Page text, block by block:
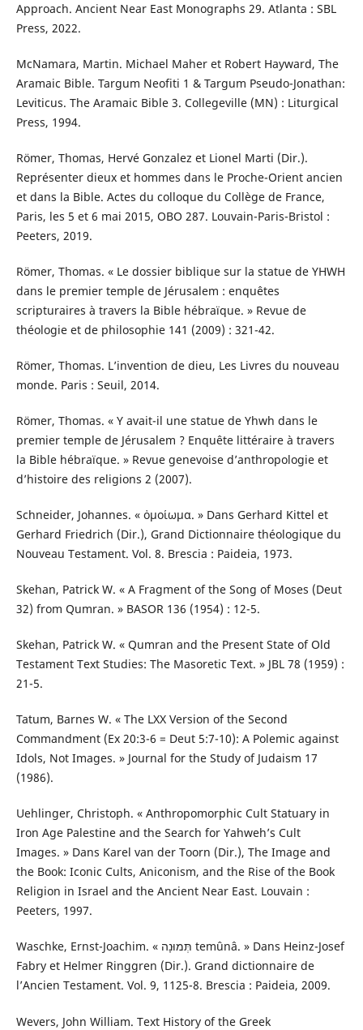
Approach. Ancient Near East Monographs 29. Atlanta : SBL
Press, 2022.
McNamara, Martin. Michael Maher et Robert Hayward, The
Aramaic Bible. Targum Neofiti 1 & Targum Pseudo-Jonathan:
Leviticus. The Aramaic Bible 3. Collegeville (MN) : Liturgical
Press, 1994.
Römer, Thomas, Hervé Gonzalez et Lionel Marti (Dir.).
Représenter dieux et hommes dans le Proche-Orient ancien
et dans la Bible. Actes du colloque du Collège de France,
Paris, les 5 et 6 mai 2015, OBO 287. Louvain-Paris-Bristol :
Peeters, 2019.
Römer, Thomas. « Le dossier biblique sur la statue de YHWH
dans le premier temple de Jérusalem : enquêtes
scripturaires à travers la Bible hébraïque. » Revue de
théologie et de philosophie 141 (2009) : 321-42.
Römer, Thomas. L’invention de dieu, Les Livres du nouveau
monde. Paris : Seuil, 2014.
Römer, Thomas. « Y avait-il une statue de Yhwh dans le
premier temple de Jérusalem ? Enquête littéraire à travers
la Bible hébraïque. » Revue genevoise d’anthropologie et
d’histoire des religions 2 (2007).
Schneider, Johannes. « ὁμοίωμα. » Dans Gerhard Kittel et
Gerhard Friedrich (Dir.), Grand Dictionnaire théologique du
Nouveau Testament. Vol. 8. Brescia : Paideia, 1973.
Skehan, Patrick W. « A Fragment of the Song of Moses (Deut
32) from Qumran. » BASOR 136 (1954) : 12-5.
Skehan, Patrick W. « Qumran and the Present State of Old
Testament Text Studies: The Masoretic Text. » JBL 78 (1959) :
21-5.
Tatum, Barnes W. « The LXX Version of the Second
Commandment (Ex 20:3-6 = Deut 5:7-10): A Polemic against
Idols, Not Images. » Journal for the Study of Judaism 17
(1986).
Uehlinger, Christoph. « Anthropomorphic Cult Statuary in
Iron Age Palestine and the Search for Yahweh’s Cult
Images. » Dans Karel van der Toorn (Dir.), The Image and
the Book: Iconic Cults, Aniconism, and the Rise of the Book
Religion in Israel and the Ancient Near East. Louvain :
Peeters, 1997.
Waschke, Ernst-Joachim. « תְּמוּנָה temûnâ. » Dans Heinz-Josef
Fabry et Helmer Ringgren (Dir.). Grand dictionnaire de
l’Ancien Testament. Vol. 9, 1125-8. Brescia : Paideia, 2009.
Wevers, John William. Text History of the Greek